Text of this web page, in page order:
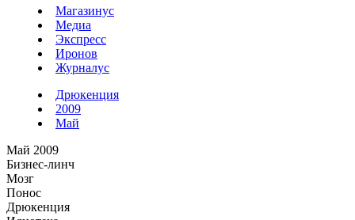
Магазинус
Медиа
Экспресс
Иронов
Журналус
Дрюкенция
2009
Май
Май 2009
Бизнес-линч
Мозг
Понос
Дрюкенция